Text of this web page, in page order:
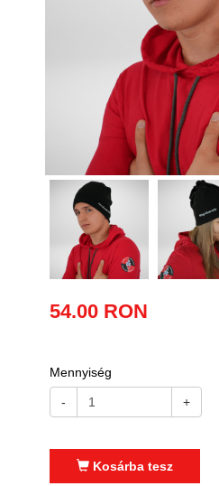
54.00 RON
Mennyiség
- +
Kosárba tesz